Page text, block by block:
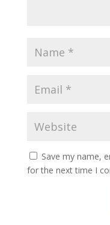
Save my name,
for the next time I